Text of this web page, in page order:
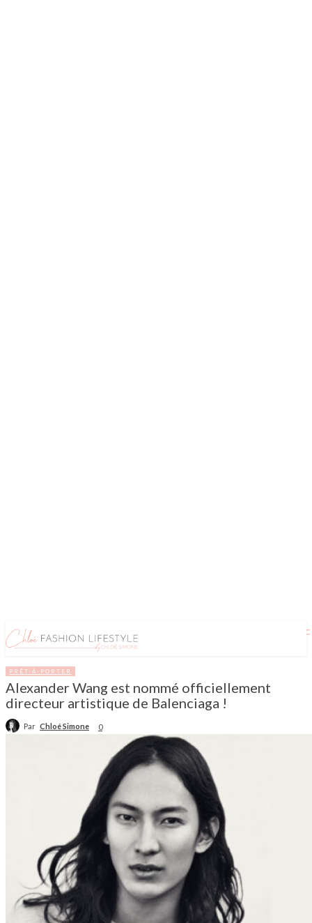
PRÊT-À-PORTER
Alexander Wang est nommé officiellement
directeur artistique de Balenciaga !
Par Chloé Simone 0